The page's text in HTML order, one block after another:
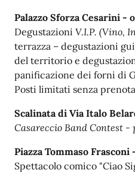
Palazzo Sforza Cesarini -
Degustazioni V.I.P. (Vino,
terrazza – degustazioni
del territorio e
panificazione dei forni di
Posti limitati senza
Scalinata di Via Italo
Casareccio Band Contest -
Piazza Tommaso Frasconi
Spettacolo comico "Ciao